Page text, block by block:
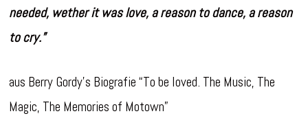
needed, wether it was love, a reason to dance, a reason
to cry.”
aus Berry Gordy’s Biografie “To be loved. The Music, The
Magic, The Memories of Motown”